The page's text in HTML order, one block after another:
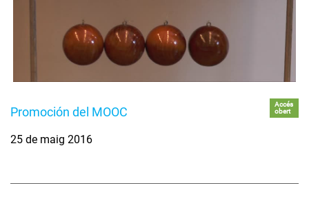
Promoción del MOOC
Accés
obert
25 de maig 2016